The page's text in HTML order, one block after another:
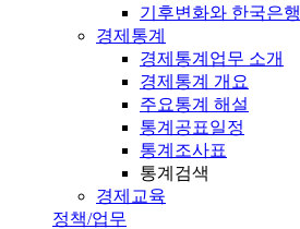
기후변화와 한국은행
경제통계
경제통계업무 소개
경제통계 개요
주요통계 해설
통계공표일정
통계조사표
통계검색
경제교육
정책/업무